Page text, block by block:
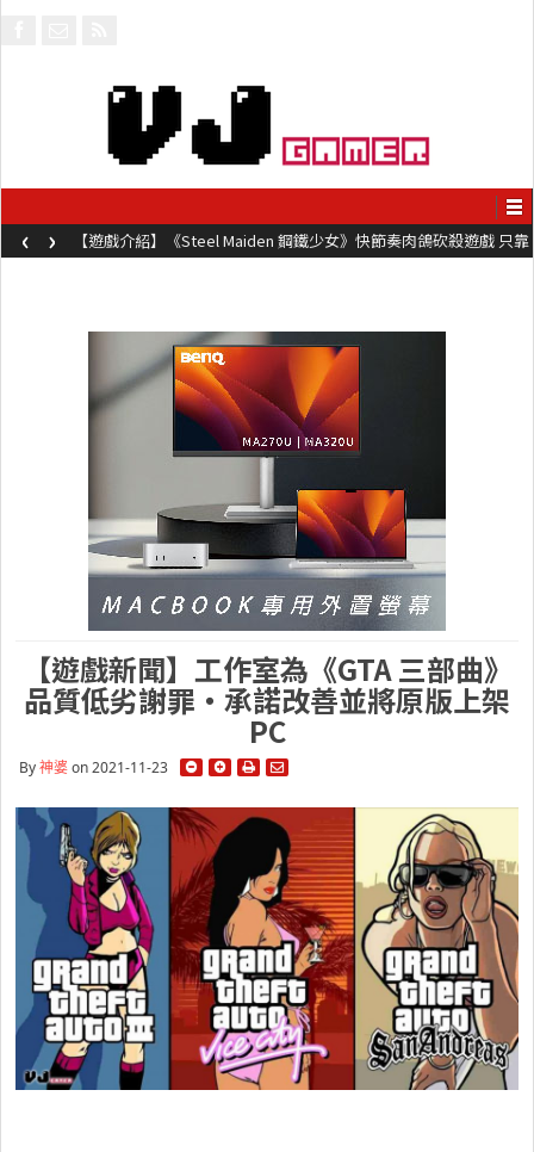
【遊戲介紹】《Steel Maiden 鋼鐵少女》快節奏肉鴿砍殺遊戲 只靠
兩鍵操作動作極致流暢試玩上架中
‹ ›
【遊戲新聞】工作室為《GTA 三部曲》
品質低劣謝罪・承諾改善並將原版上架
PC
By神婆on 2021-11-23